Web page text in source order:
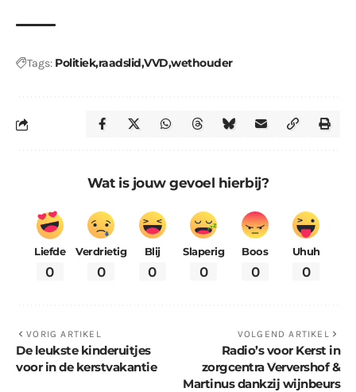
Tags: Politiekraadslid VVD wethouder
Wat is jouw gevoel hierbij?
Liefde
0
Verdrietig
0
Blij
0
Slaperig
0
Boos
0
Uhuh
0
VORIG ARTIKEL
De leukste kinderuitjes
voor in de kerstvakantie
VOLGEND ARTIKEL
Radio’s voor Kerst in
zorgcentra Ververshof &
Martinus dankzij wijnbeurs